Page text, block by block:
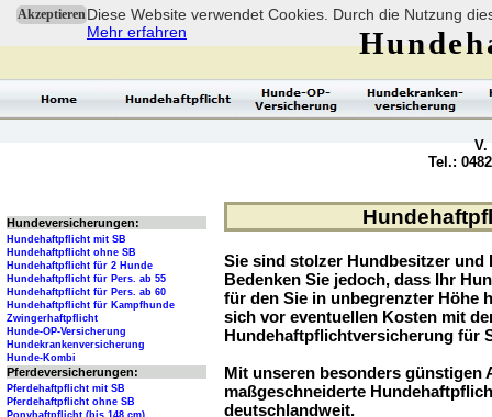
AkzeptierenDiese Website verwendet Cookies. Durch die Nutzung
Mehr erfahren
Sie sind stolzer Hundbesitzer und
Bedenken Sie jedoch, dass Ihr
für den Sie in unbegrenzter Höhe
sich vor eventuellen Kosten mit
Hundehaftpflichtversicherung für
Mit unseren besonders günstigen
maßgeschneiderte
deutschlandweit.
V.
Tel.:
Hundeversicherungen:
Hundehaftpflicht mit SB
Hundehaftpflicht ohne SB
Hundehaftpflicht für 2 Hunde
Hundehaftpflicht für Pers. ab 55
Hundehaftpflicht für Pers. ab 60
Hundehaftpflicht für Kampfhunde
Zwingerhaftpflicht
Hunde-OP-Versicherung
Hundekrankenversicherung
Hunde-Kombi
Pferdeversicherungen:
Pferdehaftpflicht mit SB
Pferdehaftpflicht ohne SB